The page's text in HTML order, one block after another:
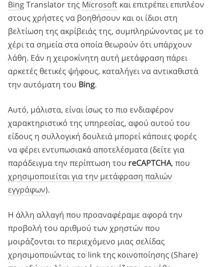
BingTranslator της Microsoft και επιτρέπει επιπλέον
στους χρήστες να βοηθήσουν και οι ίδιοι στη
βελτίωση της ακρίβειάς της, συμπληρώνοντας με το
χέρι τα σημεία στα οποία θεωρούν ότι υπάρχουν
λάθη. Εάν η χειροκίνητη αυτή μετάφραση πάρει
αρκετές θετικές ψήφους, καταλήγει να αντικαθιστά
την αυτόματη του Bing.
Αυτό, μάλιστα, είναι ίσως το πιο ενδιαφέρον
χαρακτηριστικό της υπηρεσίας, αφού αυτού του
είδους η συλλογική δουλειά μπορεί κάποιες φορές
να φέρει εντυπωσιακά αποτελέσματα (δείτε για
παράδειγμα την περίπτωση του reCAPTCHA, που
χρησιμοποιείται για την μετάφραση παλιών
εγγράφων).
Η άλλη αλλαγή που προαναφέραμε αφορά την
προβολή του αριθμού των χρηστών που
μοιράζονται το περιεχόμενο μιας σελίδας
χρησιμοποιώντας το link της κοινοποίησης (Share)